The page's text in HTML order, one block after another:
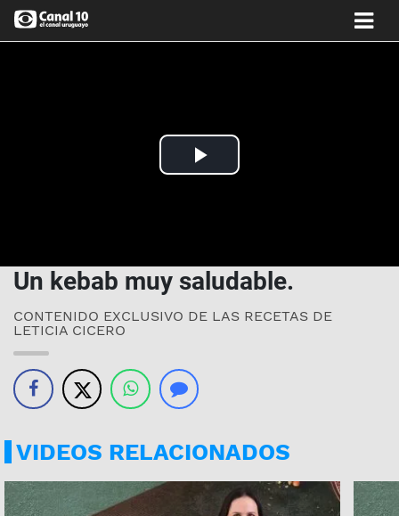
Play
Un kebab muy saludable.
CONTENIDO EXCLUSIVO DE LAS RECETAS DE
LETICIA CICERO
VIDEOS RELACIONADOS